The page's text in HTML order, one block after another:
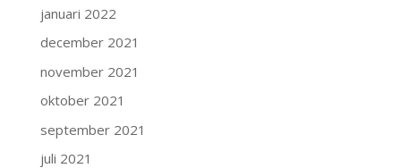
januari 2022
december 2021
november 2021
oktober 2021
september 2021
juli 2021